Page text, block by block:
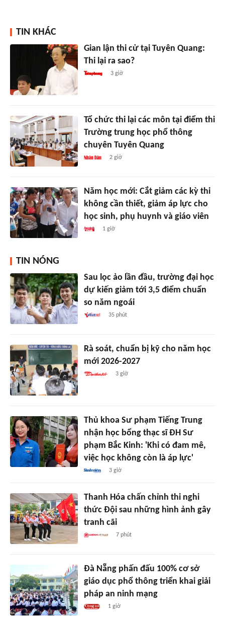
TIN KHÁC
Gian lận thi cử tại Tuyên Quang:
Thi lại ra sao?
3 giờ
Tổ chức thi lại các môn tại điểm thi
Trường trung học phổ thông
chuyên Tuyên Quang
2 giờ
Năm học mới: Cắt giảm các kỳ thi
không cần thiết, giảm áp lực cho
học sinh, phụ huynh và giáo viên
1 giờ
TIN NÓNG
Sau lọc ảo lần đầu, trường đại học
dự kiến giảm tới 3,5 điểm chuẩn
so năm ngoái
35 phút
Rà soát, chuẩn bị kỹ cho năm học
mới 2026-2027
3 giờ
Thủ khoa Sư phạm Tiếng Trung
nhận học bổng thạc sĩ ĐH Sư
phạm Bắc Kinh: 'Khi có đam mê,
việc học không còn là áp lực'
3 giờ
Thanh Hóa chấn chỉnh thi nghi
thức Đội sau những hình ảnh gây
tranh cãi
7 phút
Đà Nẵng phấn đấu 100% cơ sở
giáo dục phổ thông triển khai giải
pháp an ninh mạng
1 giờ